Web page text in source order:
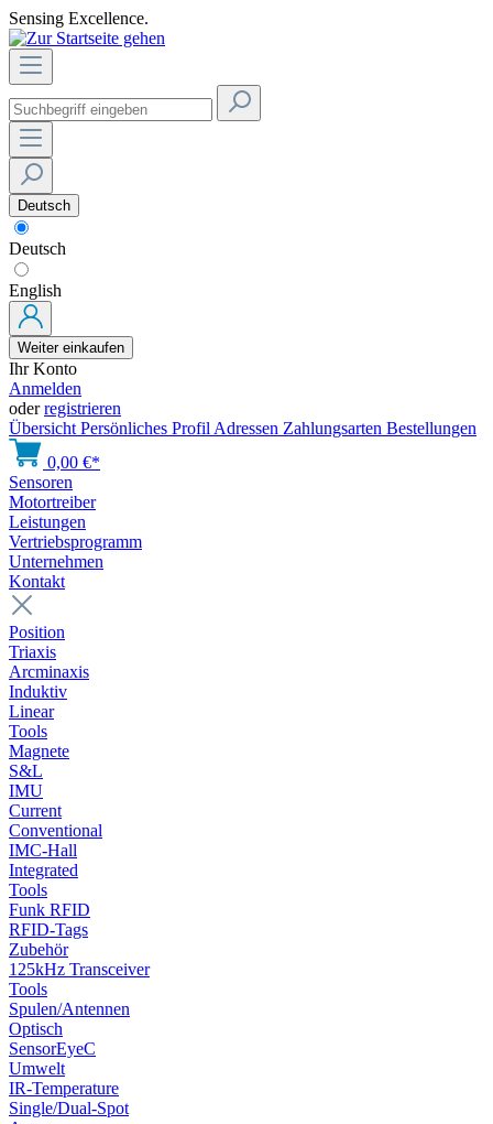
Sensing Excellence.
Deutsch
Deutsch
English
Weiter einkaufen
Ihr Konto
Anmelden
oderregistrieren
Übersicht Persönliches Profil Adressen Zahlungsarten Bestellungen
0,00 €*
Sensoren
Motortreiber
Leistungen
Vertriebsprogramm
Unternehmen
Kontakt
Position
Triaxis
Arcminaxis
Induktiv
Linear
Tools
Magnete
S&L
IMU
Current
Conventional
IMC-Hall
Integrated
Tools
Funk RFID
RFID-Tags
Zubehör
125kHz Transceiver
Tools
Spulen/Antennen
Optisch
SensorEyeC
Umwelt
IR-Temperature
Single/Dual-Spot